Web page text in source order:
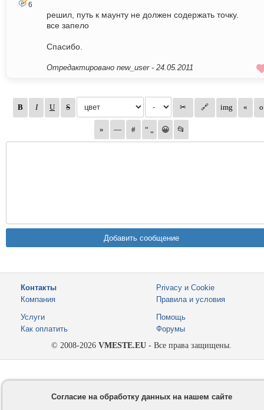
6
решил, путь к маунту не должен содержать точку.
все запело
Спасибо.
Отредактировано new_user - 24.05.2011
Контакты
Компания
Privacy и Cookie
Правила и условия
Услуги
Как оплатить
Помощь
Форумы
© 2008-2026 VMESTE.EU - Все права защищены.
Согласие на обработку данных на нашем сайте